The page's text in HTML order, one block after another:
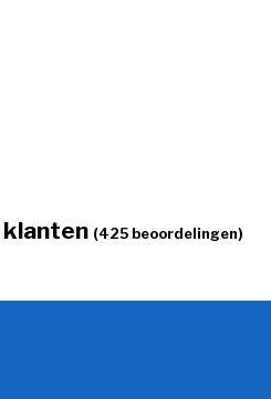
klanten (425 beoordelingen)